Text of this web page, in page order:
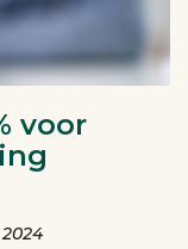
voor